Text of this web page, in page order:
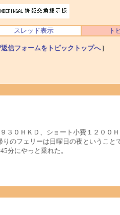
スレッド表示 ト
信フォームをトピックトップへ]
０ＨＫＤ、ショート小費１２００
のフェリーは日曜日の夜ということ
分にやっと乗れた。